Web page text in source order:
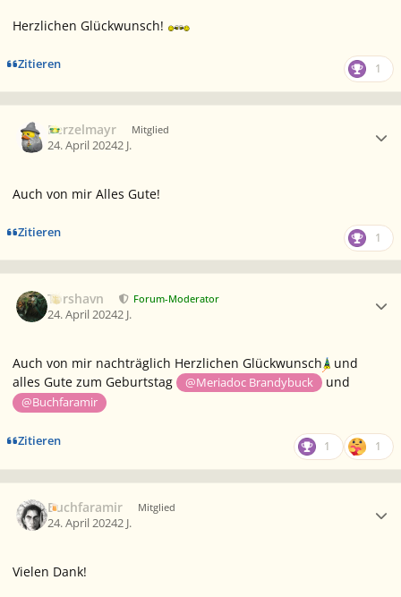
Herzlichen Glückwunsch!
Zitieren 1
Berzelmayr Mitglied
24. April 20242 J.
Auch von mir Alles Gute!
Zitieren 1
Torshavn Forum-Moderator
24. April 20242 J.
Auch von mir nachträglich Herzlichen Glückwunsch und
alles Gute zum Geburtstag
@Meriadoc Brandybuck und
@Buchfaramir
Zitieren 1 1
Buchfaramir Mitglied
24. April 20242 J.
Vielen Dank!